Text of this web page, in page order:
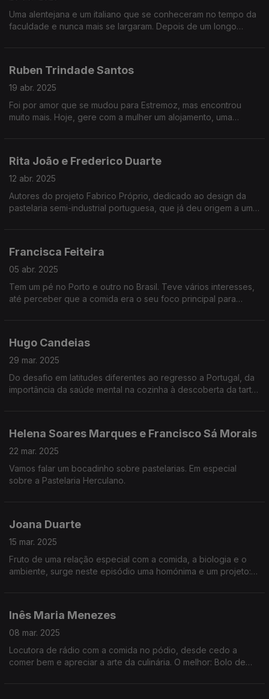
Uma alentejana e um italiano que se conheceram no tempo da
faculdade e nunca mais se largaram. Depois de um longo
Ruben Trindade Santos
19 abr. 2025
Foi por amor que se mudou para Estremoz, mas encontrou
muito mais. Hoje, gere com a mulher um alojamento, uma
Rita João e Frederico Duarte
12 abr. 2025
Autores do projeto Fabrico Próprio, dedicado ao design da
pastelaria semi-industrial portuguesa, que já deu origem a um
Francisca Feiteira
05 abr. 2025
Tem um pé no Porto e outro no Brasil. Teve vários interesses,
até perceber que a comida era o seu foco principal para
Hugo Candeias
29 mar. 2025
Do desafio em latitudes diferentes ao regresso a Portugal, da
importância da saúde mental na cozinha à descoberta da tarte
Helena Soares Marques e Francisco Sá Morais
22 mar. 2025
Vamos falar um bocadinho sobre pastelarias. Em especial
sobre a Pastelaria Herculano.
Joana Duarte
15 mar. 2025
Fruto de uma relação especial com a comida, a biologia e o
ambiente, surge neste episódio uma homónima e um projeto:
Inês Maria Menezes
08 mar. 2025
Locutora de rádio com a comida no pódio, desde cedo a
comer bem e apreciar a arte da culinária. O melhor: Bolo de